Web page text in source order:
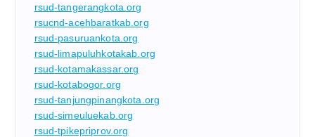
rsud-tangerangkota.org
rsucnd-acehbaratkab.org
rsud-pasuruankota.org
rsud-limapuluhkotakab.org
rsud-kotamakassar.org
rsud-kotabogor.org
rsud-tanjungpinangkota.org
rsud-simeuluekab.org
rsud-tpikepriprov.org